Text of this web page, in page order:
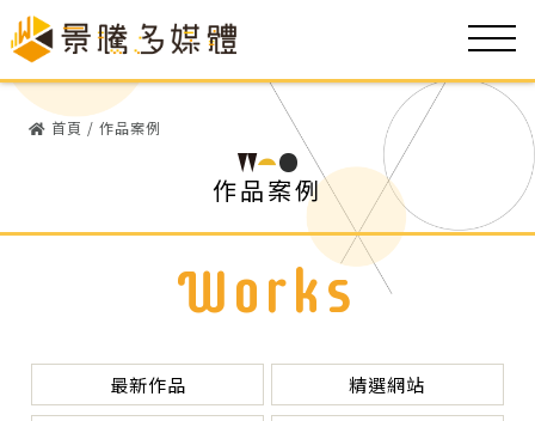
首頁 / 作品案例
作品案例
Works
最新作品 精選網站